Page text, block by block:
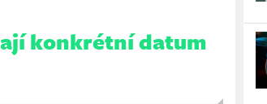
konkrétní datum